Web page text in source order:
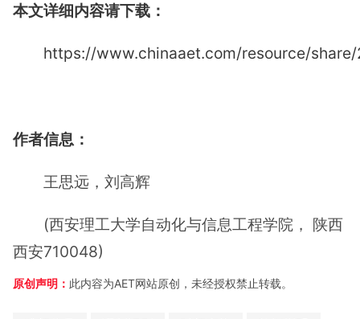
本文详细内容请下载：
https://www.chinaaet.com/resource/
作者信息：
王思远，刘高辉
(西安理工大学自动化与信息工程学院， 陕西
西安710048)
原创声明： 此内容为AET网站原创，未经授权禁止转载。